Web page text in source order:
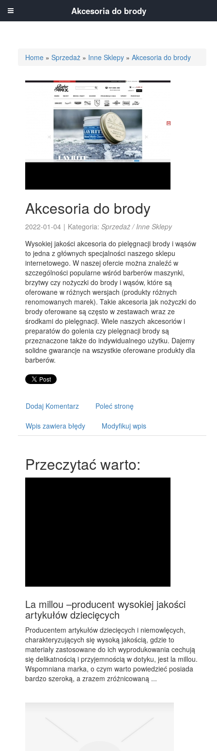
Home »Sprzedaż » Inne Sklepy »Akcesoria do brody
Akcesoria do brody
2022-01-04 | Kategoria:Sprzedaż / Inne Sklepy
Wysokiej jakości akcesoria do pielęgnacji brody i wąsów
to jedna z głównych specjalności naszego sklepu
internetowego. W naszej ofercie można znaleźć w
szczególności popularne wśród barberów maszynki,
brzytwy czy nożyczki do brody i wąsów, które są
oferowane w różnych wersjach (produkty różnych
renomowanych marek). Takie akcesoria jak nożyczki do
brody oferowane są często w zestawach wraz ze
środkami do pielęgnacji. Wiele naszych akcesoriów i
preparatów do golenia czy pielęgnacji brody są
przeznaczone także do indywidualnego użytku. Dajemy
solidne gwarancje na wszystkie oferowane produkty dla
barberów.
Dodaj Komentarz Poleć stronę
Wpis zawiera błędy Modyfikuj wpis
Przeczytać warto:
La millou –producent wysokiej jakości
artykułów dziecięcych
Producentem artykułów dziecięcych i niemowlęcych,
charakteryzujących się wysoką jakością, gdzie to
materiały zastosowane do ich wyprodukowania cechują
się delikatnością i przyjemnością w dotyku, jest la millou.
Wspomniana marka, o czym warto powiedzieć posiada
bardzo szeroką, a zrazem zróżnicowaną ...
Akcesoria do brody